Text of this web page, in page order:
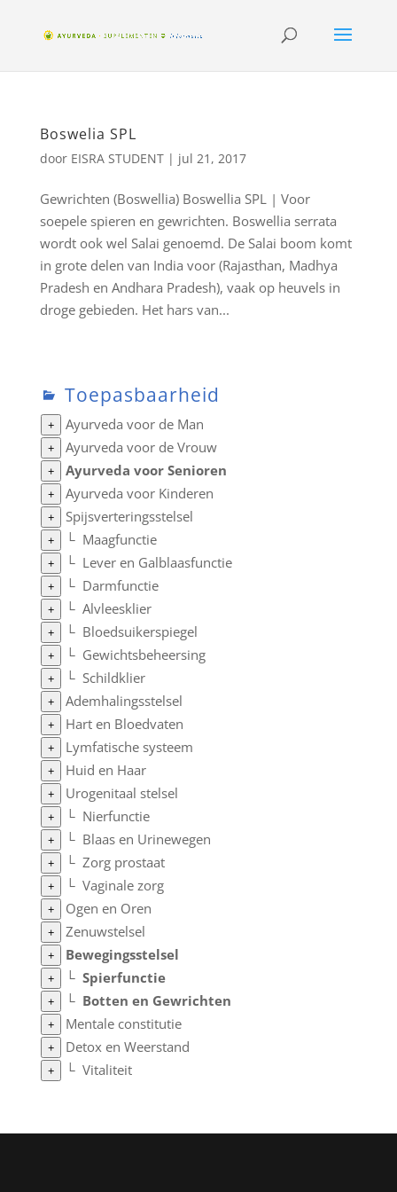
Boswelia SPL
door EISRA STUDENT| jul 21, 2017
Gewrichten (Boswellia) Boswellia SPL | Voor
soepele spieren en gewrichten. Boswellia serrata
wordt ook wel Salai genoemd. De Salai boom komt
in grote delen van India voor (Rajasthan, Madhya
Pradesh en Andhara Pradesh), vaak op heuvels in
droge gebieden. Het hars van...
Toepasbaarheid
+ Ayurveda voor de Man
+ Ayurveda voor de Vrouw
+ Ayurveda voor Senioren
+ Ayurveda voor Kinderen
+ Spijsverteringsstelsel
+ └ Maagfunctie
+ └ Lever en Galblaasfunctie
+ └ Darmfunctie
+ └ Alvleesklier
+ └ Bloedsuikerspiegel
+ └ Gewichtsbeheersing
+ └ Schildklier
+ Ademhalingsstelsel
+ Hart en Bloedvaten
+ Lymfatische systeem
+ Huid en Haar
+ Urogenitaal stelsel
+ └ Nierfunctie
+ └ Blaas en Urinewegen
+ └ Zorg prostaat
+ └ Vaginale zorg
+ Ogen en Oren
+ Zenuwstelsel
+ Bewegingsstelsel
+ └ Spierfunctie
+ └ Botten en Gewrichten
+ Mentale constitutie
+ Detox en Weerstand
+ └ Vitaliteit